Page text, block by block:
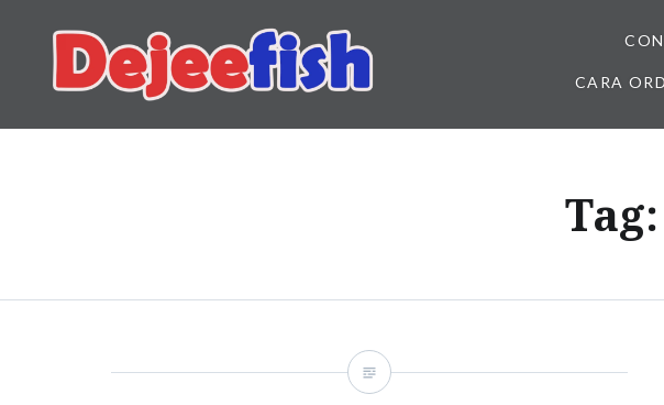
content
DEJEEFISH | PRODUSEN BENIH
CARA
Tag: